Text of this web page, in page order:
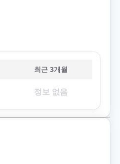
최근 3개월
정보 없음